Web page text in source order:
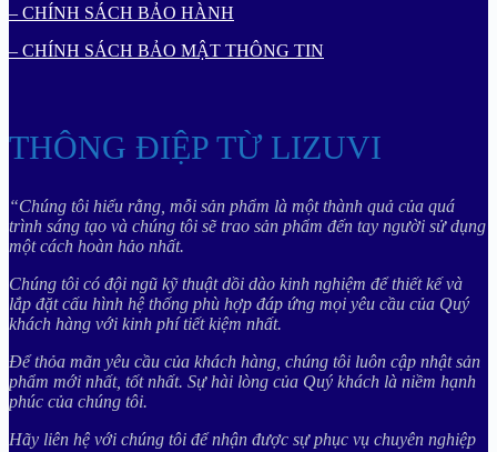
– CHÍNH SÁCH BẢO HÀNH
– CHÍNH SÁCH BẢO MẬT THÔNG TIN
THÔNG ĐIỆP TỪ LIZUVI
“Chúng tôi hiểu rằng, mỗi sản phẩm là một thành quả của quá
trình sáng tạo và chúng tôi sẽ trao sản phẩm đến tay người sử dụng
một cách hoàn hảo nhất.
Chúng tôi có đội ngũ kỹ thuật dồi dào kinh nghiệm để thiết kế và
lắp đặt cấu hình hệ thống phù hợp đáp ứng mọi yêu cầu của Quý
khách hàng với kinh phí tiết kiệm nhất.
Để thỏa mãn yêu cầu của khách hàng, chúng tôi luôn cập nhật sản
phẩm mới nhất, tốt nhất. Sự hài lòng của Quý khách là niềm hạnh
phúc của chúng tôi.
Hãy liên hệ với chúng tôi để nhận được sự phục vụ chuyên nghiệp